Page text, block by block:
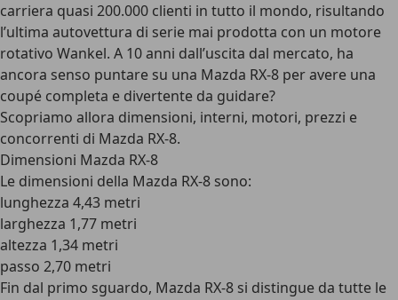
carriera quasi 200.000 clienti in tutto il mondo, risultando
l’ultima autovettura di serie mai prodotta con un motore
rotativo Wankel. A 10 anni dall’uscita dal mercato, ha
ancora senso puntare su una Mazda RX-8 per avere una
coupé completa e divertente da guidare?
Scopriamo allora dimensioni, interni, motori, prezzi e
concorrenti di Mazda RX-8.
Dimensioni Mazda RX-8
Le dimensioni della Mazda RX-8 sono:
lunghezza 4,43 metri
larghezza 1,77 metri
altezza 1,34 metri
passo 2,70 metri
Fin dal primo sguardo, Mazda RX-8 si distingue da tutte le